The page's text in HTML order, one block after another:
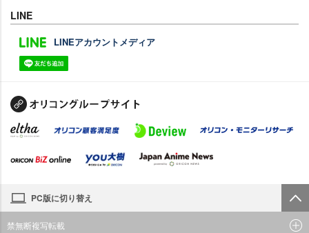
LINE
LINEアカウントメディア
PC版に切り替え
禁無断複写転載